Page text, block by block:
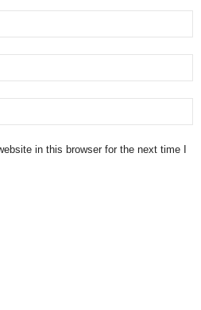
in this browser for the next time I